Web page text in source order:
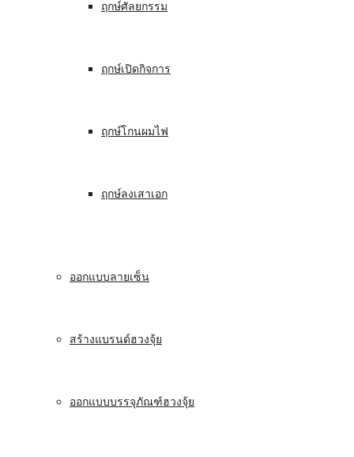
ฤกษ์ศัลยกรรม
ฤกษ์เปิดกิจการ
ฤกษ์โกนผมไฟ
ฤกษ์ลงเสาเอก
ออกแบบลายเซ็น
สร้างแบรนด์ฮวงจุ้ย
ออกแบบบรรจุภัณฑ์ฮวงจุ้ย